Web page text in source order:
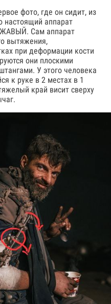
фото, где он сидит, из
настоящий аппарат
Сам аппарат
вытяжения,
при деформации кости
они плоскими
У этого человека
к руке в 2 местах в 1
край висит сверху